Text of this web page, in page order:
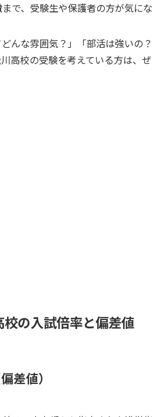
まで、受験生や保護者の方が気に
どんな雰囲気？」「部活は強い
高校の受験を考えている方は、
校の入試倍率と偏差値
差値）